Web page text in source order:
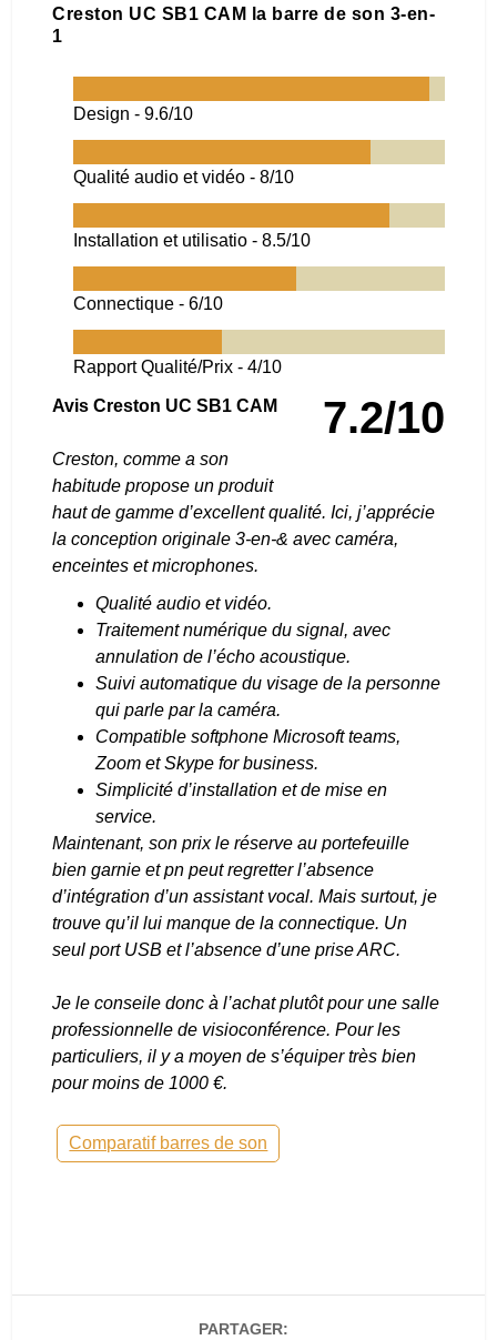
Creston UC SB1 CAM la barre de son 3-en-
1
Design -9.6/10
Qualité audio et vidéo -8/10
Installation et utilisatio -8.5/10
Connectique -6/10
Rapport Qualité/Prix -4/10
7.2/10
Avis Creston UC SB1 CAM
Creston, comme a son
habitude propose un produit
haut de gamme d’excellent qualité. Ici, j’apprécie
la conception originale 3-en-& avec caméra,
enceintes et microphones.
Qualité audio et vidéo.
Traitement numérique du signal, avec
annulation de l’écho acoustique.
Suivi automatique du visage de la personne
qui parle par la caméra.
Compatible softphone Microsoft teams,
Zoom et Skype for business.
Simplicité d’installation et de mise en
service.
Maintenant, son prix le réserve au portefeuille
bien garnie et pn peut regretter l’absence
d’intégration d’un assistant vocal. Mais surtout, je
trouve qu’il lui manque de la connectique. Un
seul port USB et l’absence d’une prise ARC.
Je le conseile donc à l’achat plutôt pour une salle
professionnelle de visioconférence. Pour les
particuliers, il y a moyen de s’équiper très bien
pour moins de 1000 €.
Comparatif barres de son
PARTAGER: